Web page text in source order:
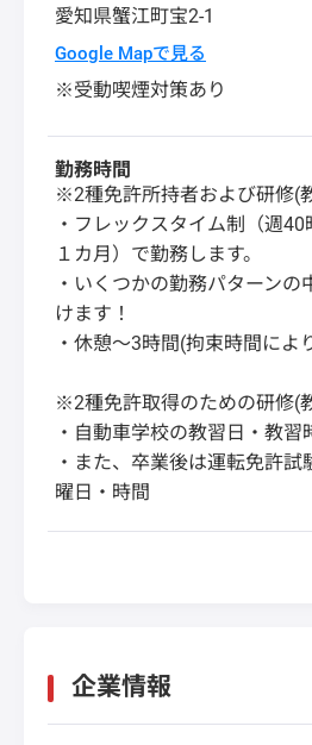
愛知県蟹江町宝2-1
Google Mapで見る
※受動喫煙対策あり
勤務時間
※2種免許所持者および研修(
・フレックスタイム制（週
１カ月）で勤務します。
・いくつかの勤務パターンの
けます！
・休憩～3時間(拘束時間によ
※2種免許取得のための研修(
・自動車学校の教習日・教習
・また、卒業後は運転免許試
曜日・時間
企業情報